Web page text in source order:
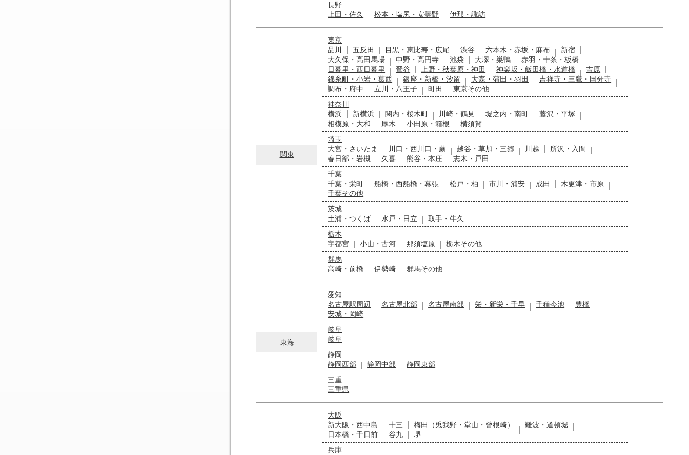
長野
上田・佐久
松本・塩尻・安曇野 伊那・諏訪
関東
東京
品川
五反田 目黒・恵比寿・広尾 渋谷 六本木・赤坂・麻布
新宿
大久保・高田馬場
中野・高円寺 池袋 大塚・巣鴨
赤羽・十条・板橋
日暮里・西日暮里
鶯谷 上野・秋葉原・神田 神楽坂・飯田橋・水道橋
吉原
錦糸町・小岩・葛西
銀座・新橋・汐留 大森・蒲田・羽田
吉祥寺・三鷹・国分寺
調布・府中
立川・八王子 町田
東京その他
神奈川
横浜
新横浜 関内・桜木町 川崎・鶴見 堀之内・南町
藤沢・平塚
相模原・大和
厚木 小田原・箱根
横須賀
埼玉
大宮・さいたま
川口・西川口・蕨 越谷・草加・三郷 川越
所沢・入間
春日部・岩槻
久喜 熊谷・本庄
志木・戸田
千葉
千葉・栄町
船橋・西船橋・幕張 松戸・柏 市川・浦安 成田
木更津・市原
千葉その他
茨城
土浦・つくば
水戸・日立
取手・牛久
栃木
宇都宮
小山・古河 那須塩原
栃木その他
群馬
高崎・前橋
伊勢崎 群馬その他
東海
愛知
名古屋駅周辺
名古屋北部 名古屋南部 栄・新栄・千早 千種今池
豊橋
安城・岡崎
岐阜
岐阜
静岡
静岡西部
静岡中部
静岡東部
三重
三重県
大阪
新大阪・西中島
十三 梅田（兎我野・堂山・曾根崎）
難波・道頓堀
日本橋・千日前
谷九
堺
兵庫